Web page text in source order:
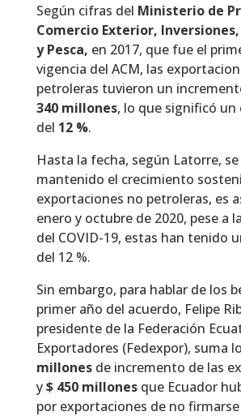
Según cifras del Ministerio de
Comercio Exterior,
y Pesca, en 2017, que fue el
vigencia del ACM, las
petroleras tuvieron un
340 millones, lo que significó un
del 12 %.
Hasta la fecha, según Latorre, se
mantenido el crecimiento
exportaciones no petroleras, es
enero y octubre de 2020, pese a
del COVID-19, estas han tenido
del 12 %.
Sin embargo, para hablar de los
primer año del acuerdo, Felipe
presidente de la Federación
Exportadores (Fedexpor), suma
millones de incremento de las
y$ 450 millones que Ecuador
por exportaciones de no